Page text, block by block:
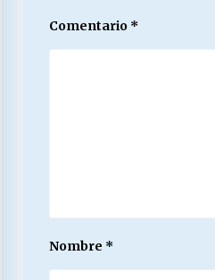
Comentario *
Nombre *